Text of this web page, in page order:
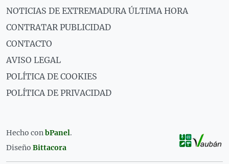
NOTICIAS DE EXTREMADURA ÚLTIMA HORA
CONTRATAR PUBLICIDAD
CONTACTO
AVISO LEGAL
POLÍTICA DE COOKIES
POLÍTICA DE PRIVACIDAD
Hecho conbPanel.
Diseño Bittacora